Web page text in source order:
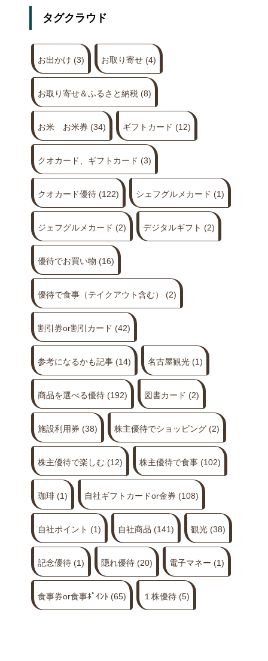
タグクラウド
お出かけ (3) お取り寄せ (4)
お取り寄せ＆ふるさと納税 (8)
お米 お米券 (34) ギフトカード (12)
クオカード、ギフトカード (3)
クオカード優待 (122) シェフグルメカード (1)
ジェフグルメカード (2) デジタルギフト (2)
優待でお買い物 (16)
優待で食事（テイクアウト含む） (2)
割引券or割引カード (42)
参考になるかも記事 (14) 名古屋観光 (1)
商品を選べる優待 (192) 図書カード (2)
施設利用券 (38) 株主優待でショッピング (2)
株主優待で楽しむ (12) 株主優待で食事 (102)
珈琲 (1) 自社ギフトカードor金券 (108)
自社ポイント (1) 自社商品 (141) 観光 (38)
記念優待 (1) 隠れ優待 (20) 電子マネー (1)
食事券or食事ﾎﾟｲﾝﾄ (65) １株優待 (5)